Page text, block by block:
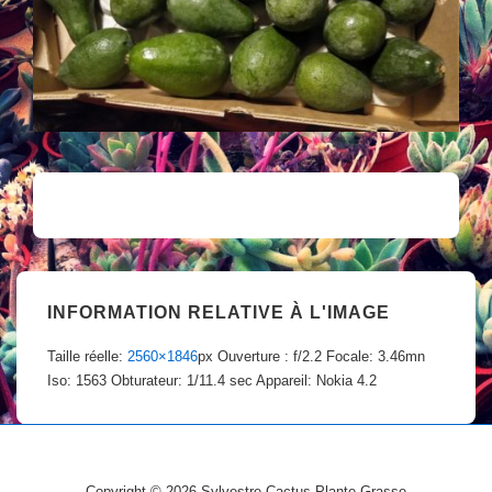
INFORMATION RELATIVE À L'IMAGE
Taille réelle: 2560×1846px Ouverture : f/2.2 Focale: 3.46mn
Iso: 1563 Obturateur: 1/11.4 sec Appareil: Nokia 4.2